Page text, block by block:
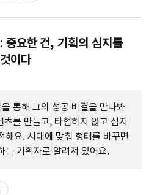
중요한 건, 기획의 심지를
이다
통해 그의 성공 비결을 만나봐
를 만들고, 타협하지 않고 심지
해요. 시대에 맞춰 형태를 바꾸면
는 기획자로 알려져 있어요.